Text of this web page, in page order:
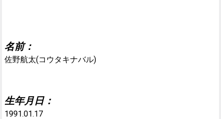
名前：
佐野航太(コウタキナバル)
生年月日：
1991.01.17